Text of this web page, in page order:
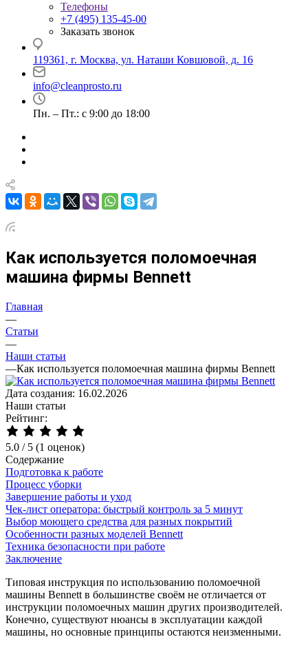
Телефоны
+7 (495) 135-45-00
Заказать звонок
119361, г. Москва, ул. Наташи Ковшовой, д. 16
info@cleanprosto.ru
Пн. – Пт.: с 9:00 до 18:00
Как используется поломоечная
машина фирмы Bennett
Главная
—
Статьи
—
Наши статьи
—Как используется поломоечная машина фирмы Bennett
Дата создания: 16.02.2026
Наши статьи
Рейтинг:
5.0 / 5 (1 оценок)
Содержание
Подготовка к работе
Процесс уборки
Завершение работы и уход
Чек-лист оператора: быстрый контроль за 5 минут
Выбор моющего средства для разных покрытий
Особенности разных моделей Bennett
Техника безопасности при работе
Заключение
Типовая инструкция по использованию поломоечной
машины Bennett в большинстве своём не отличается от
инструкции поломоечных машин других производителей.
Конечно, существуют нюансы в эксплуатации каждой
машины, но основные принципы остаются неизменными.